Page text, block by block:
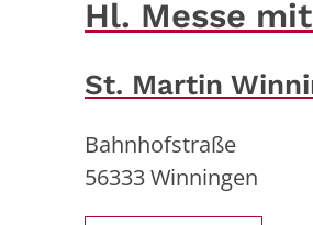
Hl. Messe
St. Martin
Bahnhofstraße
56333Winningen